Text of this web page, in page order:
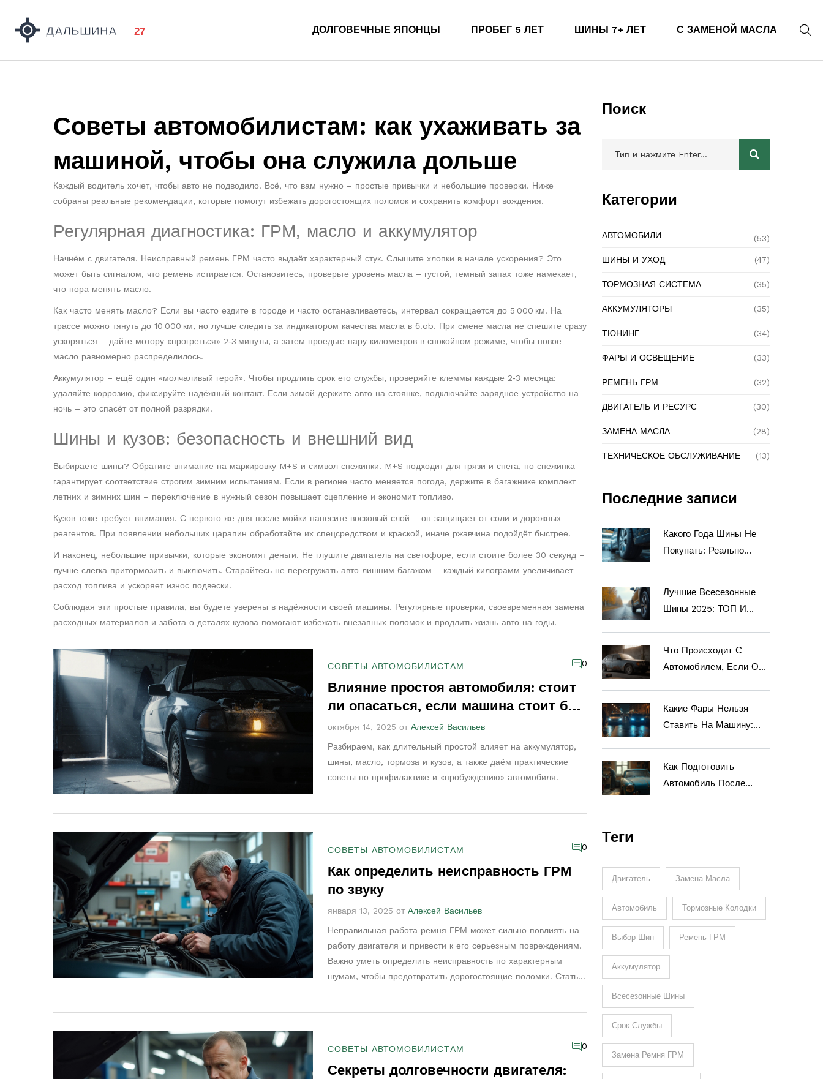
ДОЛГОВЕЧНЫЕ ЯПОНЦЫ ПРОБЕГ 5 ЛЕТ ШИНЫ 7+ ЛЕТ С ЗАМЕНОЙ МАСЛА
Советы автомобилистам: как ухаживать за
машиной, чтобы она служила дольше
Каждый водитель хочет, чтобы авто не подводило. Всё, что вам нужно – простые привычки и небольшие проверки. Ниже
собраны реальные рекомендации, которые помогут избежать дорогостоящих поломок и сохранить комфорт вождения.
Регулярная диагностика: ГРМ, масло и аккумулятор
Начнём с двигателя. Неисправный ремень ГРМ часто выдаёт характерный стук. Слышите хлопки в начале ускорения? Это
может быть сигналом, что ремень истирается. Остановитесь, проверьте уровень масла – густой, темный запах тоже намекает,
что пора менять масло.
Как часто менять масло? Если вы часто ездите в городе и часто останавливаетесь, интервал сокращается до 5 000 км. На
трассе можно тянуть до 10 000 км, но лучше следить за индикатором качества масла в б.ob. При смене масла не спешите сразу
ускоряться – дайте мотору «прогреться» 2‑3 минуты, а затем проедьте пару километров в спокойном режиме, чтобы новое
масло равномерно распределилось.
Аккумулятор – ещё один «молчаливый герой». Чтобы продлить срок его службы, проверяйте клеммы каждые 2‑3 месяца:
удаляйте коррозию, фиксируйте надёжный контакт. Если зимой держите авто на стоянке, подключайте зарядное устройство на
ночь – это спасёт от полной разрядки.
Шины и кузов: безопасность и внешний вид
Выбираете шины? Обратите внимание на маркировку M+S и символ снежинки. M+S подходит для грязи и снега, но снежинка
гарантирует соответствие строгим зимним испытаниям. Если в регионе часто меняется погода, держите в багажнике комплект
летних и зимних шин – переключение в нужный сезон повышает сцепление и экономит топливо.
Кузов тоже требует внимания. С первого же дня после мойки нанесите восковый слой – он защищает от соли и дорожных
реагентов. При появлении небольших царапин обработайте их спецсредством и краской, иначе ржавчина подойдёт быстрее.
И наконец, небольшие привычки, которые экономят деньги. Не глушите двигатель на светофоре, если стоите более 30 секунд –
лучше слегка притормозить и выключить. Старайтесь не перегружать авто лишним багажом – каждый килограмм увеличивает
расход топлива и ускоряет износ подвески.
Соблюдая эти простые правила, вы будете уверены в надёжности своей машины. Регулярные проверки, своевременная замена
расходных материалов и забота о деталях кузова помогают избежать внезапных поломок и продлить жизнь авто на годы.
СОВЕТЫ АВТОМОБИЛИСТАМ 0
Влияние простоя автомобиля: стоит
ли опасаться, если машина стоит без
движения?
октября 14, 2025 от Алексей Васильев
Разбираем, как длительный простой влияет на аккумулятор,
шины, масло, тормоза и кузов, а также даём практические
советы по профилактике и «пробуждению» автомобиля.
СОВЕТЫ АВТОМОБИЛИСТАМ 0
Как определить неисправность ГРМ
по звуку
января 13, 2025 от Алексей Васильев
Неправильная работа ремня ГРМ может сильно повлиять на
работу двигателя и привести к его серьезным повреждениям.
Важно уметь определить неисправность по характерным
шумам, чтобы предотвратить дорогостоящие поломки. Статья
автомобиль и избежать неожиданных поломок.
СОВЕТЫ АВТОМОБИЛИСТАМ 0
Секреты долговечности двигателя:
Поиск
Категории
АВТОМОБИЛИ (53)
ШИНЫ И УХОД (47)
ТОРМОЗНАЯ СИСТЕМА (35)
АККУМУЛЯТОРЫ (35)
ТЮНИНГ (34)
ФАРЫ И ОСВЕЩЕНИЕ (33)
РЕМЕНЬ ГРМ (32)
ДВИГАТЕЛЬ И РЕСУРС (30)
ЗАМЕНА МАСЛА (28)
ТЕХНИЧЕСКОЕ ОБСЛУЖИВАНИЕ (13)
Последние записи
Какого Года Шины Не
Покупать: Реально
Лучшие Всесезонные
Шины 2025: ТОП И
Что Происходит С
Автомобилем, Если Он
Какие Фары Нельзя
Ставить На Машину:
Как Подготовить
Автомобиль После
Теги
Двигатель Замена Масла
Автомобиль Тормозные Колодки
Выбор Шин Ремень ГРМ
Аккумулятор
Всесезонные Шины
Срок Службы
Замена Ремня ГРМ